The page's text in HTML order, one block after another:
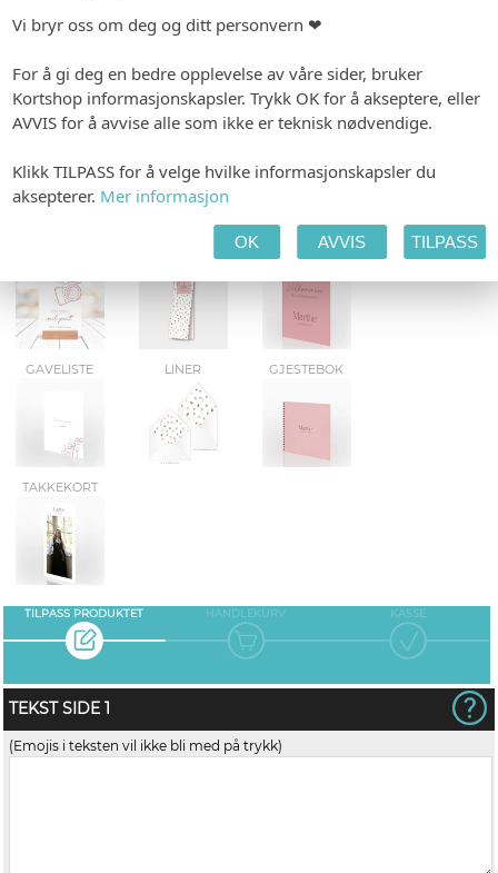
kr 6,00
MATCHENDE PRODUKTER:
BORDKORT I PAPIR
INVITASJON MENY
STORE PLAKATER
GAVELISTE LINER GJESTEBOK
TAKKEKORT
TILPASS PRODUKTET HANDLEKURV KASSE
TEKST SIDE 1
(Emojis i teksten vil ikke bli med på trykk)
Vi bryr oss om deg og ditt personvern ❤
For å gi deg en bedre opplevelse av våre sider, bruker
Kortshop informasjonskapsler. Trykk OK for å akseptere, eller
AVVIS for å avvise alle som ikke er teknisk nødvendige.
Klikk TILPASS for å velge hvilke informasjonskapsler du
aksepterer. Mer informasjon
OK AVVIS TILPASS